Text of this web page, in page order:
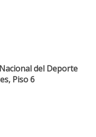
del Deporte
Piso 6